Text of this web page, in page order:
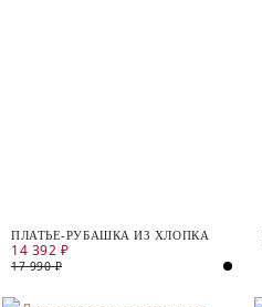
ПЛАТЬЕ-РУБАШКА ИЗ ХЛОПКА
14 392 ₽
17 990 ₽